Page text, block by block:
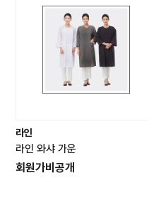
라인
라인 와샤 가운
회원가비공개